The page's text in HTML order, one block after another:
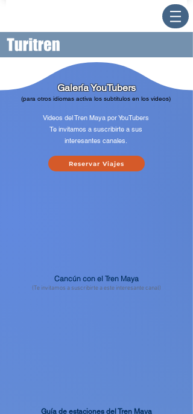
Galería YouTubers
(para otros idiomas activa los subtítulos en los videos)
Videos del Tren Maya por YouTubers
Te invitamos a suscribirte a sus
interesantes canales.
Reservar Viajes
Cancún con el Tren Maya
(Te invitamos a suscribirte a este interesante canal)
Guía de estaciones del Tren Maya